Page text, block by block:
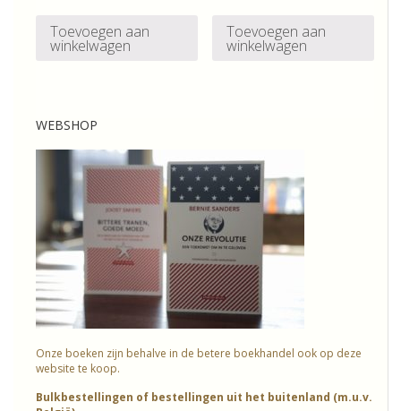
was:
€ 50,00.
is:
€ 35,00.
Toevoegen aan
winkelwagen
Toevoegen aan
winkelwagen
WEBSHOP
Onze boeken zijn behalve in de betere boekhandel ook op deze
website te koop.
Bulkbestellingen of bestellingen uit het buitenland (m.u.v.